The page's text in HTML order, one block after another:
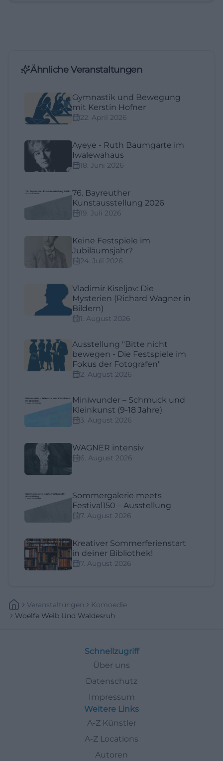
Ähnliche Veranstaltungen
Gymnastik und Bewegung
mit Kerstin Hofner
22. April 2026
Ayeye - Ruth Baumgarte im
Iwalewahaus
18. Juni 2026
76. Bayreuther
Kunstausstellung 2026
19. Juli 2026
Keine Festspiele im
Jubiläumsjahr?
24. Juli 2026
Vladimir Kiseljov: Die
Mysterien (Richard Wagner in
Bildern)
1. August 2026
Ausstellung "Bitte nicht
bewegen - Die Festspiele im
Fokus der Fotografen"
2. August 2026
Miniwunder – Schmuck und
Kleinkunst (9-18 Jahre)
3. August 2026
WAGNER intensiv
6. August 2026
Sommergalerie meets
Festival150 – Ausstellung
7. August 2026
Kreativer Sommerferienstart
in deiner Bibliothek!
7. August 2026
Veranstaltungen
Komoedie
Woelfe Weib Und Waldesruh
Schnellzugriff
Über uns
Datenschutz
Impressum
Weitere Links
A-Z Künstler
A-Z Locations
Autoren